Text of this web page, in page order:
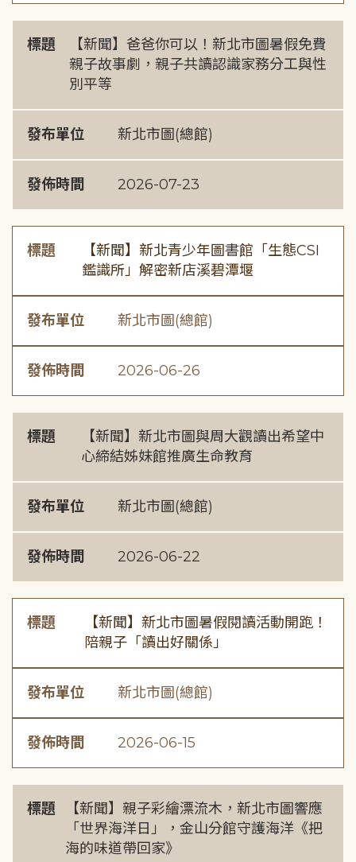
標題
【新聞】爸爸你可以！新北市圖暑假免費
親子故事劇，親子共讀認識家務分工與性
別平等
發布單位 新北市圖(總館)
發佈時間 2026-07-23
標題
【新聞】新北青少年圖書館「生態CSI
鑑識所」解密新店溪碧潭堰
發布單位 新北市圖(總館)
發佈時間 2026-06-26
標題
【新聞】新北市圖與周大觀讀出希望中
心締結姊妹館推廣生命教育
發布單位 新北市圖(總館)
發佈時間 2026-06-22
標題
【新聞】新北市圖暑假閱讀活動開跑！
陪親子「讀出好關係」
發布單位 新北市圖(總館)
發佈時間 2026-06-15
標題
【新聞】親子彩繪漂流木，新北市圖響應
「世界海洋日」，金山分館守護海洋《把
海的味道帶回家》